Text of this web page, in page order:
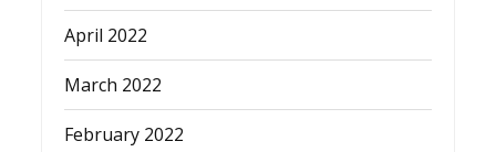
April 2022
March 2022
February 2022